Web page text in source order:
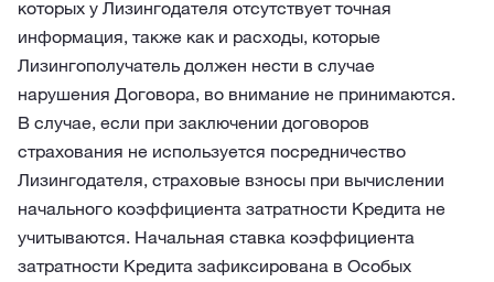
которых у Лизингодателя отсутствует точная
информация, также как и расходы, которые
Лизингополучатель должен нести в случае
нарушения Договора, во внимание не принимаются.
В случае, если при заключении договоров
страхования не используется посредничество
Лизингодателя, страховые взносы при вычислении
начального коэффициента затратности Кредита не
учитываются. Начальная ставка коэффициента
затратности Кредита зафиксирована в Особых